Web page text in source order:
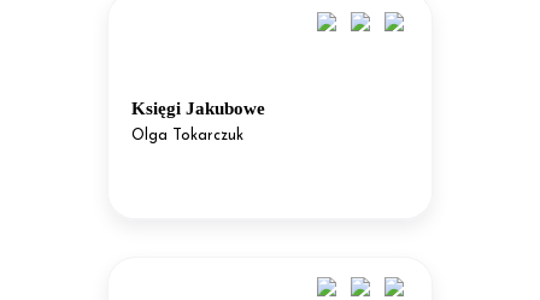
Księgi Jakubowe
Olga Tokarczuk